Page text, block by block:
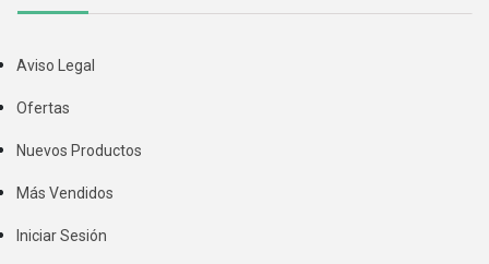
Aviso Legal
Ofertas
Nuevos Productos
Más Vendidos
Iniciar Sesión